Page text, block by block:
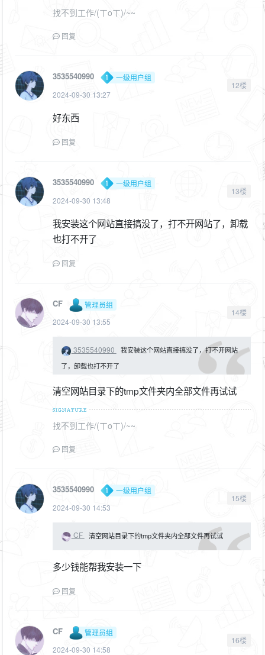
找不到工作/(ㄒoㄒ)/~~
回复
3535540990
一级用户组
2024-09-30 13:27
12楼
好东西
回复
3535540990
一级用户组
2024-09-30 13:48
13楼
我安装这个网站直接搞没了，打不开网站了，卸载
也打不开了
回复
CF
管理员组
2024-09-30 13:55
14楼
3535540990
我安装这个网站直接搞没了，打不开网站
了，卸载也打不开了
清空网站目录下的tmp文件夹内全部文件再试试
找不到工作/(ㄒoㄒ)/~~
回复
3535540990
一级用户组
2024-09-30 14:53
15楼
CF 清空网站目录下的tmp文件夹内全部文件再试试
多少钱能帮我安装一下
回复
CF
管理员组
2024-09-30 14:58
16楼